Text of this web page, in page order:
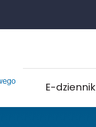
E-dziennik